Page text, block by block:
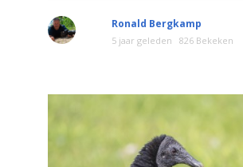
Ronald Bergkamp
5 jaar geleden 826 Bekeken